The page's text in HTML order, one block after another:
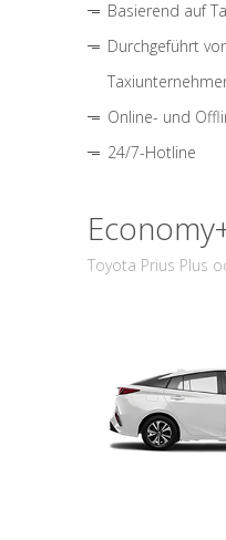
Basierend auf
Durchgeführt
Online- und
24/7-Hotline
Toyota Prius Plus